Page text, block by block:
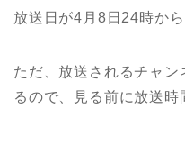
放送日が4月8日24時か
ただ、放送されるチャ
るので、見る前に放送時